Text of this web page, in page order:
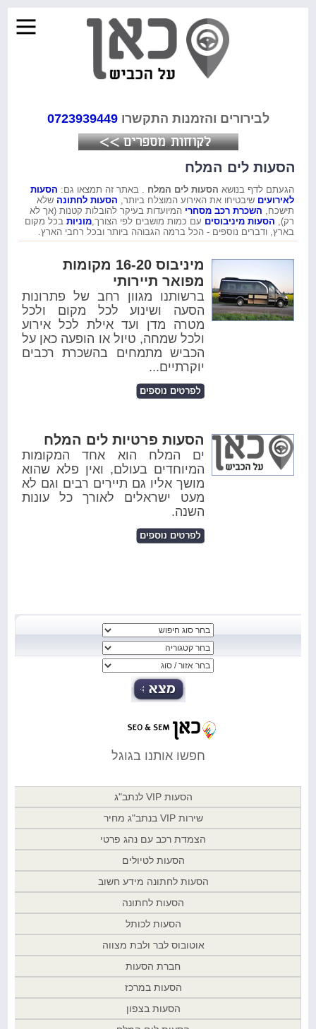
לבירורים והזמנות התקשרו0723939449
הסעות לים המלח
הגעתם לדף בנושא הסעות לים המלח . באתר זה תמצאו גם: הסעות
לאירועים שיבטיחו את האירוע המוצלח ביותר, הסעות לחתונה שלא
תישכח, השכרת רכב מסחרי המיועדות בעיקר להובלות קטנות (אך לא
רק), הסעות מיניבוסים עם כמות מושבים לפי הצורך,מוניות בכל מקום
בארץ, ודברים נוספים - הכל ברמה הגבוהה ביותר ובכל רחבי הארץ.
מיניבוס 16-20 מקומות
מפואר תיירותי
ברשותנו מגוון רחב של פתרונות
הסעה ושינוע לכל מקום ולכל
מטרה מדן ועד אילת לכל אירוע
ולכל שמחה, טיול או הופעה כאן על
הכביש מתמחים בהשכרת רכבים
יוקרתיים...
הסעות פרטיות לים המלח
ים המלח הוא אחד המקומות
המיוחדים בעולם, ואין פלא שהוא
מושך אליו גם תיירים רבים וגם לא
מעט ישראלים לאורך כל עונות
השנה.
חפשו אותנו בגוגל
הסעות VIP לנתב"ג
שירות VIP בנתב"ג מחיר
הצמדת רכב עם נהג פרטי
הסעות לטיולים
הסעות לחתונה מידע חשוב
הסעות לחתונה
הסעות לכותל
אוטובוס לבר ולבת מצווה
חברת הסעות
הסעות במרכז
הסעות בצפון